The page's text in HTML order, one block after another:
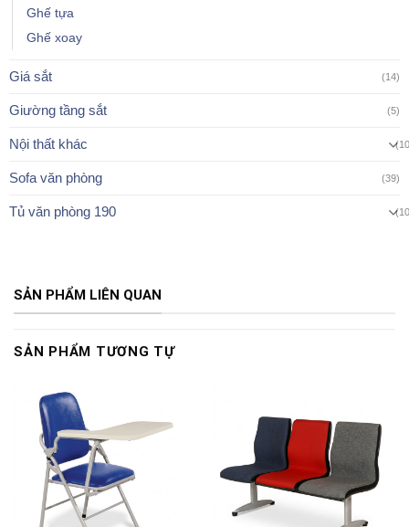
Ghế tựa
Ghế xoay
Giá sắt (14)
Giường tầng sắt (5)
Nội thất khác
Sofa văn phòng (39)
Tủ văn phòng 190
SẢN PHẨM LIÊN QUAN
SẢN PHẨM TƯƠNG TỰ